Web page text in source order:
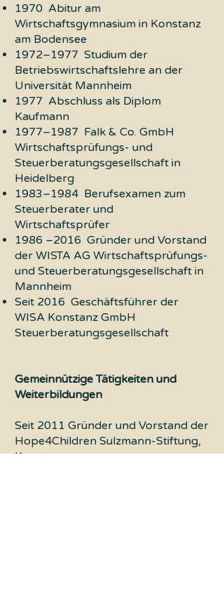
1970 Abitur am
Wirtschaftsgymnasium in Konstanz
am Bodensee
1972–1977 Studium der
Betriebswirtschaftslehre an der
Universität Mannheim
1977 Abschluss als Diplom
Kaufmann
1977–1987 Falk & Co. GmbH
Wirtschaftsprüfungs- und
Steuerberatungsgesellschaft in
Heidelberg
1983–1984 Berufsexamen zum
Steuerberater und
Wirtschaftsprüfer
1986 –2016 Gründer und Vorstand
der WISTA AG Wirtschaftsprüfungs-
und Steuerberatungsgesellschaft in
Mannheim
Seit 2016 Geschäftsführer der
WISA Konstanz GmbH
Steuerberatungsgesellschaft
Gemeinnützige Tätigkeiten und
Weiterbildungen
Seit 2011 Gründer und Vorstand der
Hope4Children Sulzmann-Stiftung,
Konstanz